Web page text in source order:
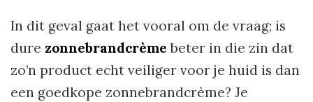
In dit geval gaat het vooral om de vraag; is
dure zonnebrandcrème beter in die zin dat
zo’n product echt veiliger voor je huid is dan
een goedkope zonnebrandcrème? Je